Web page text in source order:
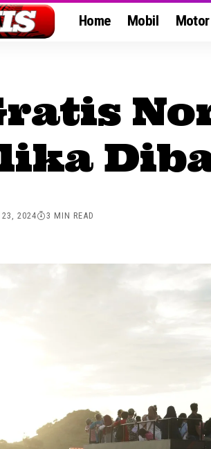
Home Mobil Motor
23, 2024 3 MIN READ